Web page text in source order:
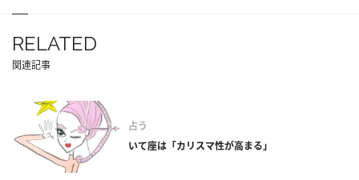
RELATED
関連記事
占う
いて座は「カリスマ性が高まる」